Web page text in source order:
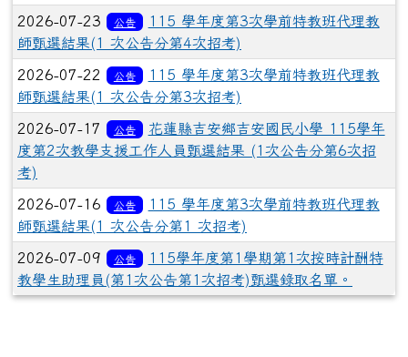
2026-07-23 公告
115 學年度第3次學前特教班代理教
師甄選結果(1 次公告分第4次招考)
2026-07-22 公告
115 學年度第3次學前特教班代理教
師甄選結果(1 次公告分第3次招考)
2026-07-17 公告
花蓮縣吉安鄉吉安國民小學 115學年
度第2次教學支援工作人員甄選結果 (1次公告分第6次招
考)
2026-07-16 公告
115 學年度第3次學前特教班代理教
師甄選結果(1 次公告分第1 次招考)
2026-07-09 公告
115學年度第1學期第1次按時計酬特
教學生助理員(第1次公告第1次招考)甄選錄取名單。